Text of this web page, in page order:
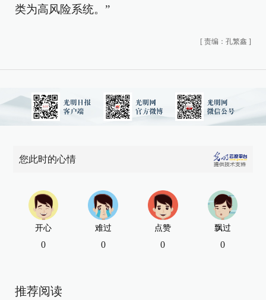
类为高风险系统。”
[ 责编：孔繁鑫 ]
您此时的心情
开心
0
难过
0
点赞
0
飘过
0
推荐阅读